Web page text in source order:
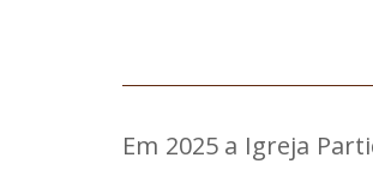
Em 2025 a Igreja